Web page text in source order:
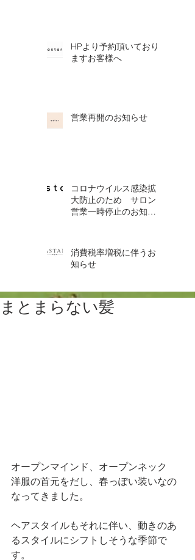
HPより予約頂いており
ますお客様へ
営業再開のお知らせ
コロナウイルス感染拡
大防止のため サロン
営業一時停止のお知ら
消費税率増税に伴うお
知らせ
まとまらない髪
オープンマインド、オープンネック
洋服の首元をだし、春っぽい装いなの
なってきました。
ヘアスタイルもそれに伴い、動きのあ
るスタイルにシフトしそうな季節で
す。